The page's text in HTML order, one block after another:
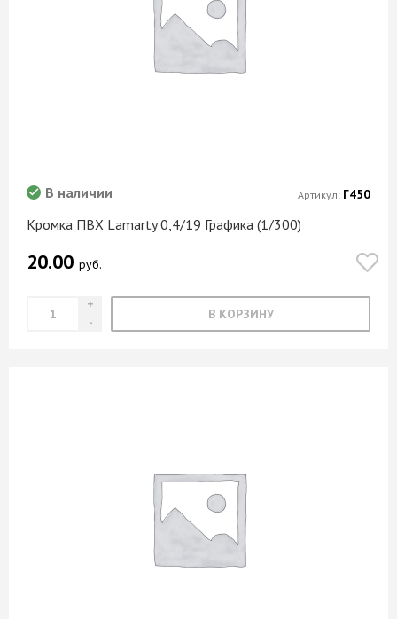
Кромка ПВХ Lamarty 0,4/19 Графика (1/300)
В наличии
20.00 руб.
В КОРЗИНУ
Артикул: Г450